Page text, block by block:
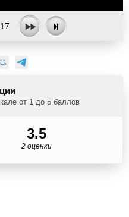
17
от 1 до 5 баллов
3.5
2 оценки